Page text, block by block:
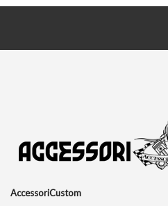
AccessoriCustom